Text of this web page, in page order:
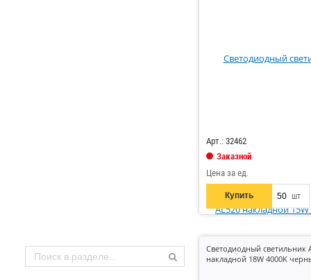
Арт.: 32462
Заказной
Цена за ед.
Купить шт
Светодиодный светильник
накладной 18W 4000K